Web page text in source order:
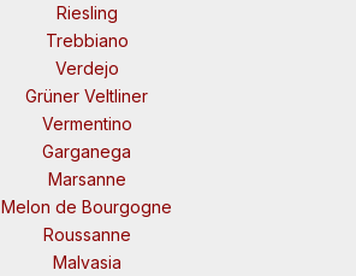
Riesling
Trebbiano
Verdejo
Grüner Veltliner
Vermentino
Garganega
Marsanne
Melon de Bourgogne
Roussanne
Malvasia